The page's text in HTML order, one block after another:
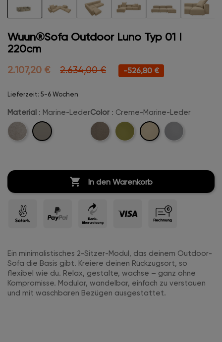
Wuun®Sofa Outdoor Luno Typ 01 I
220cm
2.107,20 € 2.634,00 € -526,80 €
Lieferzeit: 5-6 Wochen
Material : Marine-Leder
Leinen
Marine-
Leder
Color : Creme-Marine-Leder
Pearl-
Lima-
Creme-
Marine-
Cement-
 In den Warenkorb
Ein minimalistisches 2-Sitzer-Modul, das deinem Outdoor-
Sofa die Basis gibt. Kreiere deinen Rückzugsort, so
flexibel wie du. Relax, gestalte, wachse – ganz ohne
Kompromisse. Modular, wandelbar, einfach zu verstauen
und mit waschbaren Bezügen ausgestattet.